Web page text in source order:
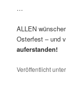
…
ALLEN
Osterfest – und
auferstanden!
Veröffentlicht unter